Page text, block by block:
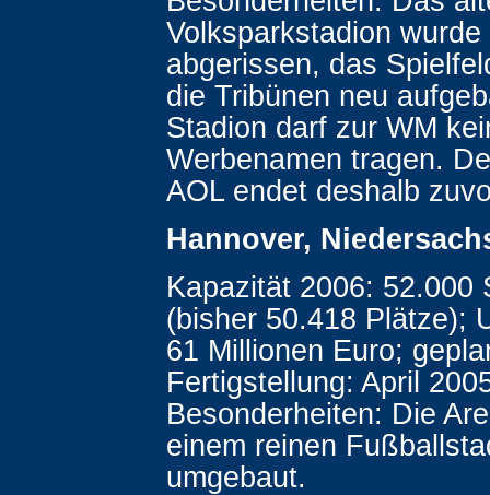
Volksparkstadion
abgerissen, das
die Tribünen neu
Stadion darf zur WM
Werbenamen tragen.
AOL endet deshalb
Hannover,
Kapazität 2006: 52.000
(bisher 50.418 Plätze);
61 Millionen Euro;
Fertigstellung: April
Besonderheiten: Die
einem reinen
umgebaut.